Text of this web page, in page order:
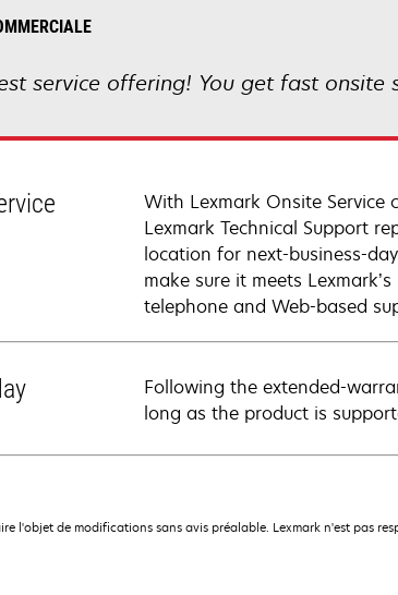
service offering! You get fast onsite
With Lexmark Onsite Service
Lexmark Technical Support
location for next-business-
make sure it meets
telephone and Web-based
Following the extended-
long as the product is
l'objet de modifications sans avis préalable. Lexmark n'est pas